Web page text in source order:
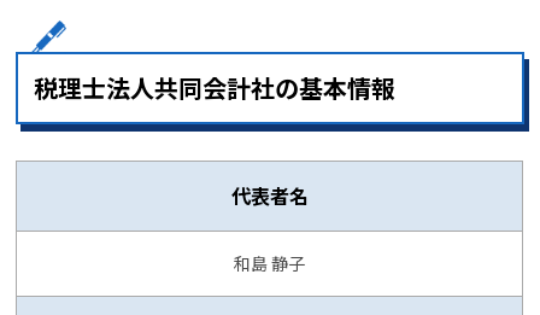
税理士法人共同会計社の基本情報
代表者名
和島 静子